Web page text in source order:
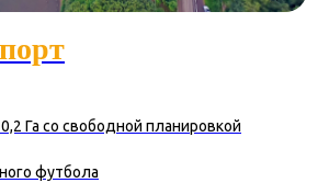
Га со свободной планировкой
футбола